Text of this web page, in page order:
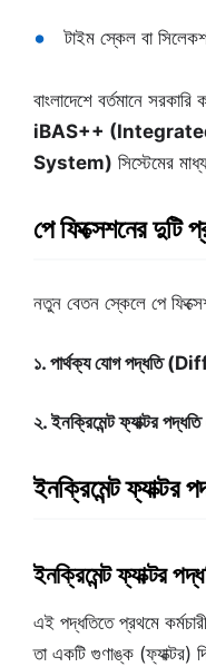
টাইম স্কেল বা
বাংলাদেশে বর্তমানে সরকারি
iBAS++
System) সিস্টেমের
পে ফিক্সেশনের দুটি
নতুন বেতন স্কেলে পে
১. পার্থক্য যোগ
২. ইনক্রিমেন্ট
ইনক্রিমেন্ট ফ্যাক্টর
ইনক্রিমেন্ট ফ্যাক্টর
এই পদ্ধতিতে প্রথমে
তা একটি গুণাঙ্ক (ফ্যাক্টর)